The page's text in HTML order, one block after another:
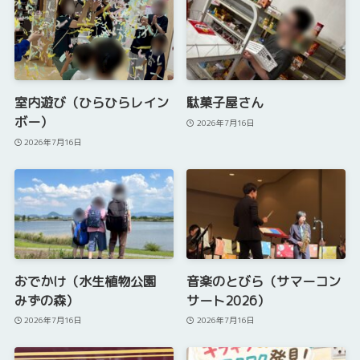
室内遊び（ひらひらレイン
ボー）
2026年7月16日
駄菓子屋さん
2026年7月16日
おでかけ（水生植物公園
みずの森）
2026年7月16日
音楽のとびら（サマーコン
サート2026）
2026年7月16日